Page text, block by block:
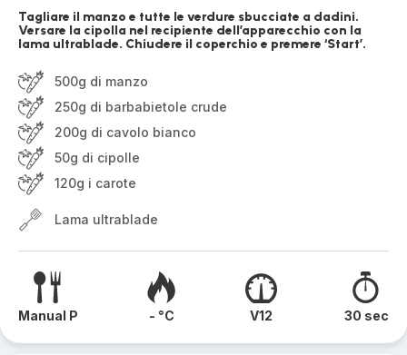
Tagliare il manzo e tutte le verdure sbucciate a dadini.
Versare la cipolla nel recipiente dell’apparecchio con la
lama ultrablade. Chiudere il coperchio e premere ‘Start’.
500g di manzo
250g di barbabietole crude
200g di cavolo bianco
50g di cipolle
120g i carote
Lama ultrablade
Manual P - °C V12 30 sec